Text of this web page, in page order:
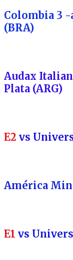
Colombia 3
(BRA)
Audax
Plata (ARG)
E2 vs
América
E1 vs